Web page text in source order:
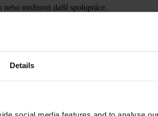
Details
možnosti další spolupráce.
(pracovníci) , s nimiž se už